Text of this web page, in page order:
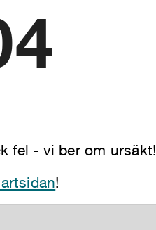
fel - vi ber om ursäkt!
!